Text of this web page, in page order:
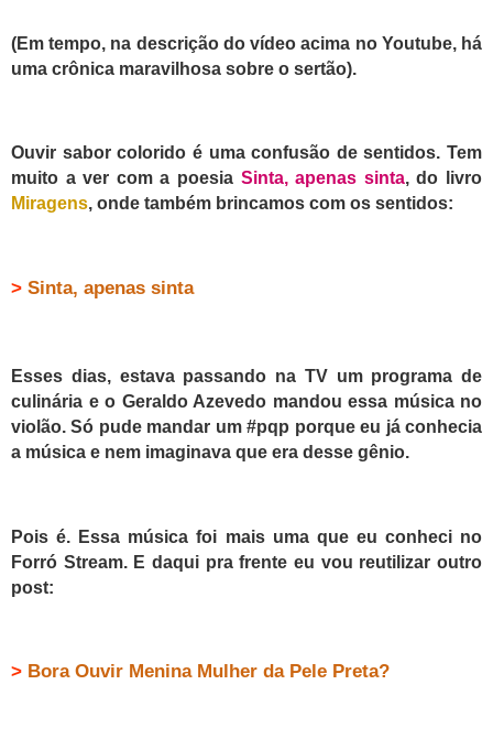
(Em tempo, na descrição do vídeo acima no Youtube, há
uma crônica maravilhosa sobre o sertão).
Ouvir sabor colorido é uma confusão de sentidos. Tem
muito a ver com a poesia Sinta, apenas sinta, do livro
Miragens, onde também brincamos com os sentidos:
> Sinta, apenas sinta
Esses dias, estava passando na TV um programa de
culinária e o Geraldo Azevedo mandou essa música no
violão. Só pude mandar um #pqp porque eu já conhecia
a música e nem imaginava que era desse gênio.
Pois é. Essa música foi mais uma que eu conheci no
Forró Stream. E daqui pra frente eu vou reutilizar outro
post:
> Bora Ouvir Menina Mulher da Pele Preta?